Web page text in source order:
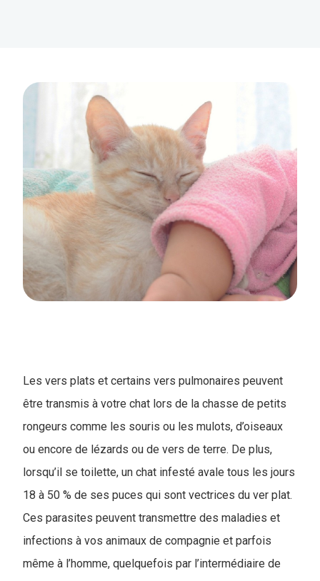
Les vers plats et certains vers pulmonaires peuvent
être transmis à votre chat lors de la chasse de petits
rongeurs comme les souris ou les mulots, d’oiseaux
ou encore de lézards ou de vers de terre. De plus,
lorsqu’il se toilette, un chat infesté avale tous les jours
18 à 50 % de ses puces qui sont vectrices du ver plat.
Ces parasites peuvent transmettre des maladies et
infections à vos animaux de compagnie et parfois
même à l’homme, quelquefois par l’intermédiaire de